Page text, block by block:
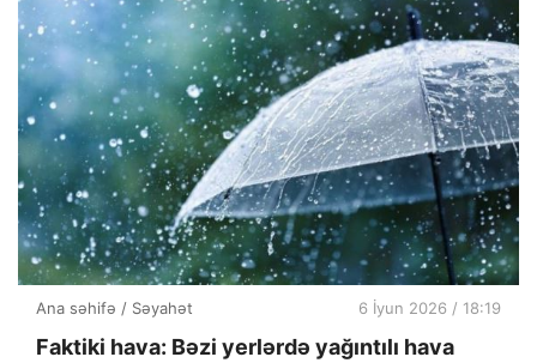
Ana səhifə / Səyahət 6 İyun 2026 / 18:19
Faktiki hava: Bəzi yerlərdə yağıntılı hava